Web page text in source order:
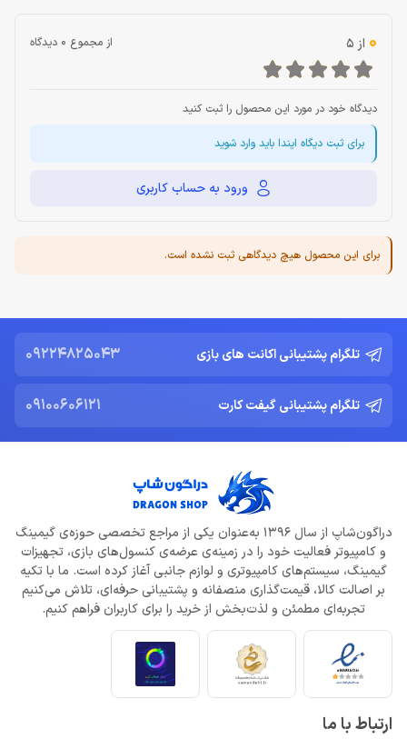
0 از 5 از مجموع 0 دیدگاه
دیدگاه خود در مورد این محصول را ثبت کنید
برای ثبت دیگاه ایندا باید وارد شوید
ورود به حساب کاربری
برای این محصول هیچ دیدگاهی ثبت نشده است.
تلگرام پشتیبانی اکانت های بازی 09224825043
تلگرام پشتیبانی گیفت کارت 09100606121
دراگون‌شاپ از سال 1396 به‌عنوان یکی از مراجع تخصصی حوزه‌ی گیمینگ
و کامپیوتر فعالیت خود را در زمینه‌ی عرضه‌ی کنسول‌های بازی، تجهیزات
گیمینگ، سیستم‌های کامپیوتری و لوازم جانبی آغاز کرده است. ما با تکیه
بر اصالت کالا، قیمت‌گذاری منصفانه و پشتیبانی حرفه‌ای، تلاش می‌کنیم
تجربه‌ای مطمئن و لذت‌بخش از خرید را برای کاربران فراهم کنیم.
ارتباط با ما